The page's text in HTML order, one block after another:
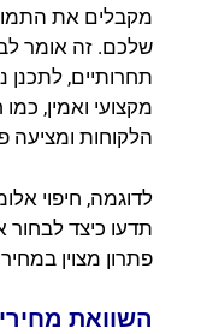
מקבלים את
שלכם. זה אומר
תחרותיים, לתכנן
מקצועי ואמין,
הלקוחות ומציעה
לדוגמה, חיפוי
תדעו כיצד לבחור
פתרון מצוין
השוואת